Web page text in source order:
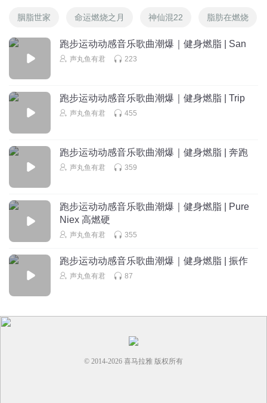
回复 2023-01-29 0
你颐哥哥
呵呵
回复 2023-01-23 0
胭脂世家 命运燃烧之月 神仙混22 脂肪在燃烧
跑步运动动感音乐歌曲潮爆｜健身燃脂 | San
声丸鱼有君 223
跑步运动动感音乐歌曲潮爆｜健身燃脂 | Trip
声丸鱼有君 455
跑步运动动感音乐歌曲潮爆｜健身燃脂 | 奔跑
声丸鱼有君 359
跑步运动动感音乐歌曲潮爆｜健身燃脂 | Pure
Niex 高燃硬
声丸鱼有君 355
跑步运动动感音乐歌曲潮爆｜健身燃脂 | 振作
声丸鱼有君 87
© 2014-2026 喜马拉雅 版权所有